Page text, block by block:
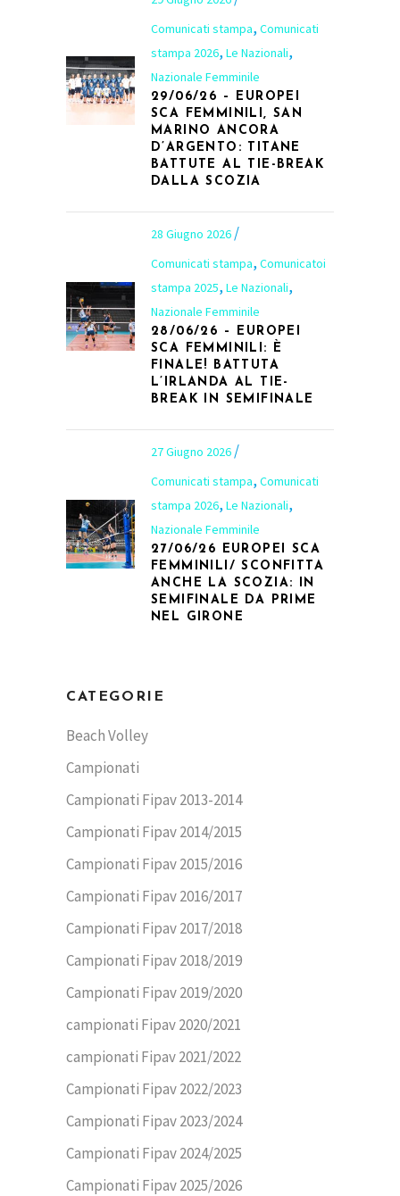
Comunicati stampa, Comunicati
stampa 2026, Le Nazionali,
Nazionale Femminile
29/06/26 – EUROPEI
SCA FEMMINILI, SAN
MARINO ANCORA
D’ARGENTO: TITANE
BATTUTE AL TIE-BREAK
DALLA SCOZIA
28 Giugno 2026
Comunicati stampa, Comunicatoi
stampa 2025, Le Nazionali,
Nazionale Femminile
28/06/26 – EUROPEI
SCA FEMMINILI: È
FINALE! BATTUTA
L’IRLANDA AL TIE-
BREAK IN SEMIFINALE
27 Giugno 2026
Comunicati stampa, Comunicati
stampa 2026, Le Nazionali,
Nazionale Femminile
27/06/26 EUROPEI SCA
FEMMINILI/ SCONFITTA
ANCHE LA SCOZIA: IN
SEMIFINALE DA PRIME
NEL GIRONE
CATEGORIE
Beach Volley
Campionati
Campionati Fipav 2013-2014
Campionati Fipav 2014/2015
Campionati Fipav 2015/2016
Campionati Fipav 2016/2017
Campionati Fipav 2017/2018
Campionati Fipav 2018/2019
Campionati Fipav 2019/2020
campionati Fipav 2020/2021
campionati Fipav 2021/2022
Campionati Fipav 2022/2023
Campionati Fipav 2023/2024
Campionati Fipav 2024/2025
Campionati Fipav 2025/2026